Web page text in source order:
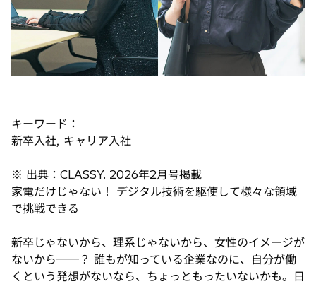
キーワード：
新卒入社, キャリア入社
※ 出典：CLASSY. 2026年2月号掲載
家電だけじゃない！ デジタル技術を駆使して様々な領域
で挑戦できる
新卒じゃないから、理系じゃないから、女性のイメージが
ないから──？ 誰もが知っている企業なのに、自分が働
くという発想がないなら、ちょっともったいないかも。日